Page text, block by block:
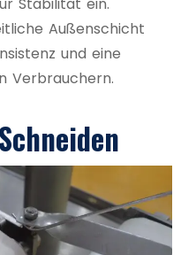
Stabilität ein.
Außenschicht
und eine
Verbrauchern.